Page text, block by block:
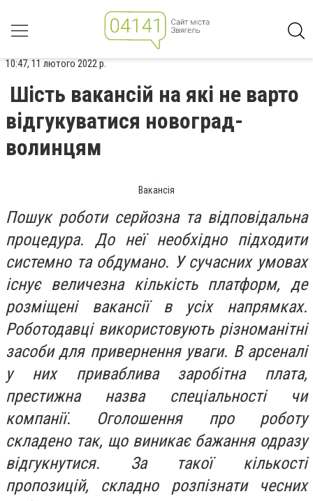
10:47, 11 лютого 2022 р.
Шість вакансій на які не варто
відгукуватися новоград-
волинцям
Вакансія
Пошук роботи серйозна та відповідальна
процедура. До неї необхідно підходити
системно та обдумано. У сучасних умовах
існує величезна кількість платформ, де
розміщені вакансії в усіх напрямках.
Роботодавці використовують різноманітні
засоби для привернення уваги. В арсеналі
у них приваблива заробітна плата,
престижна назва спеціальності чи
компанії. Оголошення про роботу
складено так, що виникає бажання одразу
відгукнутися. За такої кількості
пропозицій, складно розпізнати чесних